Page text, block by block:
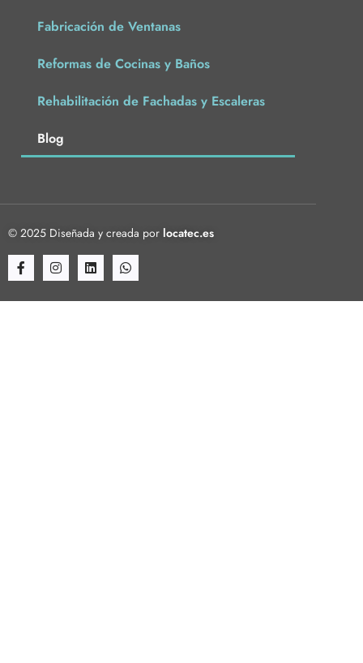
Fabricación de Ventanas
Reformas de Cocinas y Baños
Rehabilitación de Fachadas y Escaleras
Blog
© 2025 Diseñada y creada por locatec.es